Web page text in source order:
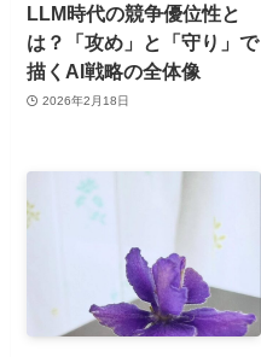
LLM時代の競争優位性と
は？「攻め」と「守り」で
描くAI戦略の全体像
2026年2月18日